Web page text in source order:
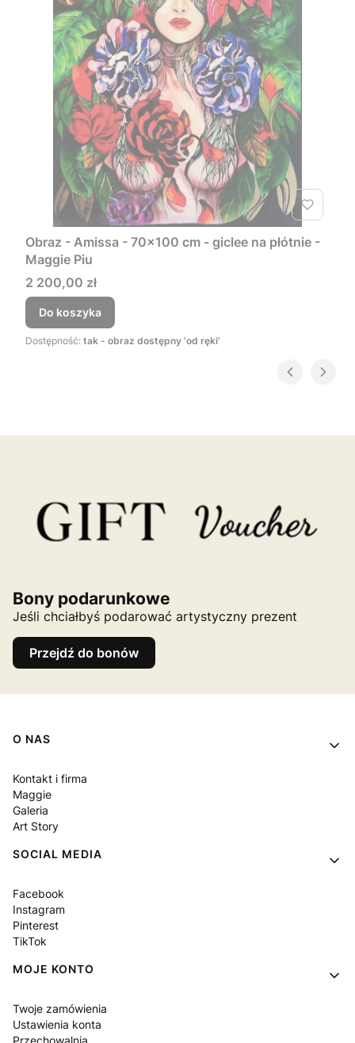
Obraz - Amissa - 70x100 cm - giclee na płótnie -
Maggie Piu
Cena
2 200,00 zł
Do koszyka
Dostępność: tak - obraz dostępny 'od ręki'
Bony podarunkowe
Jeśli chciałbyś podarować artystyczny prezent
Przejdź do bonów
Linki w stopce
O NAS
Kontakt i firma
Maggie
Galeria
Art Story
SOCIAL MEDIA
Facebook
Instagram
Pinterest
TikTok
MOJE KONTO
Twoje zamówienia
Ustawienia konta